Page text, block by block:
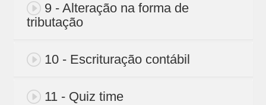
9 - Alteração na forma de
tributação
10 - Escrituração contábil
11 - Quiz time